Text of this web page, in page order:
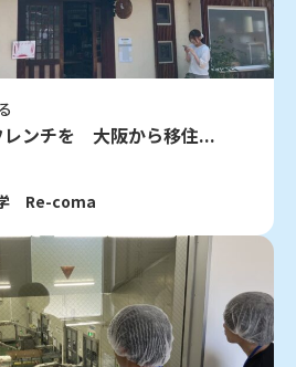
レンチを 大阪から移住...
Re-coma